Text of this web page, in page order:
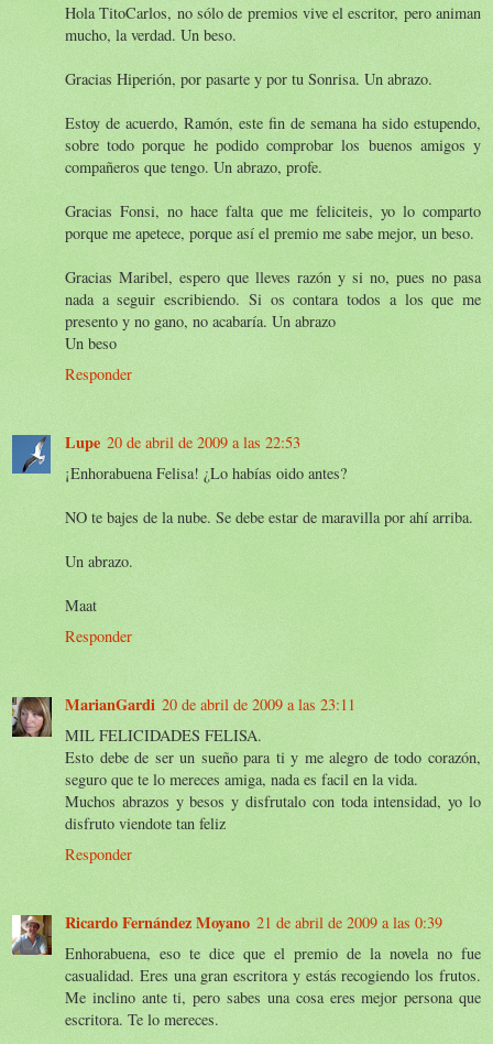
Hola TitoCarlos, no sólo de premios vive el escritor, pero animan
mucho, la verdad. Un beso.
Gracias Hiperión, por pasarte y por tu Sonrisa. Un abrazo.
Estoy de acuerdo, Ramón, este fin de semana ha sido estupendo,
sobre todo porque he podido comprobar los buenos amigos y
compañeros que tengo. Un abrazo, profe.
Gracias Fonsi, no hace falta que me feliciteis, yo lo comparto
porque me apetece, porque así el premio me sabe mejor, un beso.
Gracias Maribel, espero que lleves razón y si no, pues no pasa
nada a seguir escribiendo. Si os contara todos a los que me
presento y no gano, no acabaría. Un abrazo
Un beso
Responder
Lupe 20 de abril de 2009 a las 22:53
¡Enhorabuena Felisa! ¿Lo habías oido antes?
NO te bajes de la nube. Se debe estar de maravilla por ahí arriba.
Un abrazo.
Maat
Responder
MarianGardi 20 de abril de 2009 a las 23:11
MIL FELICIDADES FELISA.
Esto debe de ser un sueño para ti y me alegro de todo corazón,
seguro que te lo mereces amiga, nada es facil en la vida.
Muchos abrazos y besos y disfrutalo con toda intensidad, yo lo
disfruto viendote tan feliz
Responder
Ricardo Fernández Moyano 21 de abril de 2009 a las 0:39
Enhorabuena, eso te dice que el premio de la novela no fue
casualidad. Eres una gran escritora y estás recogiendo los frutos.
Me inclino ante ti, pero sabes una cosa eres mejor persona que
escritora. Te lo mereces.